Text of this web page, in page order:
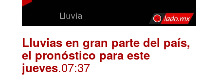
Lluvias en gran parte del país,
el pronóstico para este
jueves.07:37